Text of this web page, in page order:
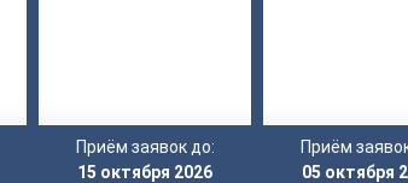
Приём заявок до:
15 октября 2026
Приём
05 октября